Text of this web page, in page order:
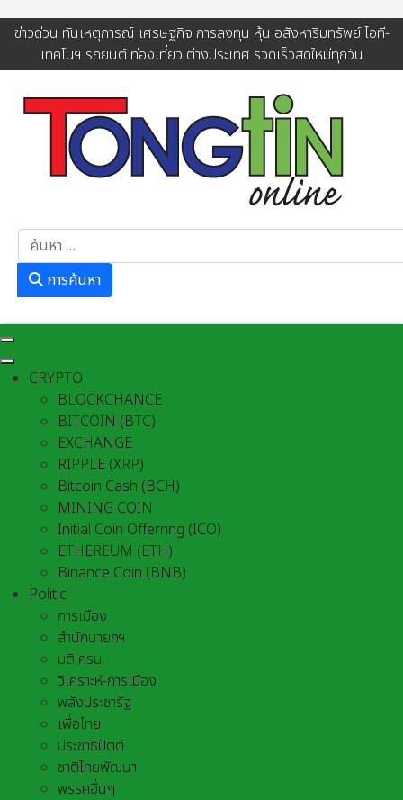
ข่าวด่วน ทันเหตุการณ์ เศรษฐกิจ การลงทุน หุ้น อสังหาริมทรัพย์ ไอที-
เทคโนฯ รถยนต์ ท่องเที่ยว ต่างประเทศ รวดเร็วสดใหม่ทุกวัน
การค้นหา
CRYPTO
BLOCKCHANCE
BITCOIN (BTC)
EXCHANGE
RIPPLE (XRP)
Bitcoin Cash (BCH)
MINING COIN
Initial Coin Offerring (ICO)
ETHEREUM (ETH)
Binance Coin (BNB)
Politic
การเมือง
สำนักนายกฯ
มติ ครม.
วิเคราะห์-การเมือง
พลังประชารัฐ
เพื่อไทย
ประชาธิปัตต์
ชาติไทยพัฒนา
พรรคอื่นๆ